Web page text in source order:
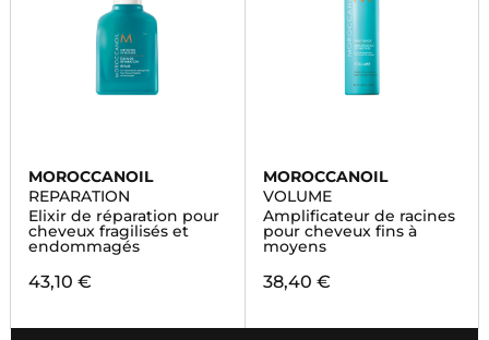
MOROCCANOIL
REPARATION
Elixir de réparation pour
cheveux fragilisés et
endommagés
43,10 €
MOROCCANOIL
VOLUME
Amplificateur de racines
pour cheveux fins à
moyens
38,40 €